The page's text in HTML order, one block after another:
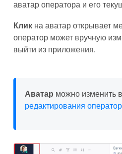
аватар оператора и его
Клик на аватар открывает
оператор может вручную
выйти из приложения.
Аватар можно изменить
редактирования